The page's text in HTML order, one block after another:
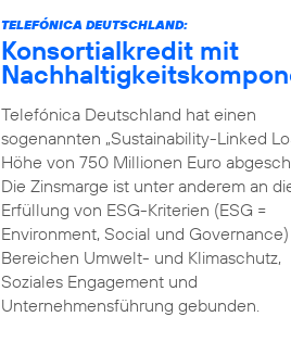
TELEFÓNICA DEUTSCHLAND:
Konsortialkredit mit
Telefónica Deutschland hat einen
sogenannten „Sustainability-Linked
Höhe von 750 Millionen Euro
Die Zinsmarge ist unter anderem an
Erfüllung von ESG-Kriterien (ESG =
Environment, Social und
Bereichen Umwelt- und Klimaschutz,
Soziales Engagement und
Unternehmensführung gebunden.